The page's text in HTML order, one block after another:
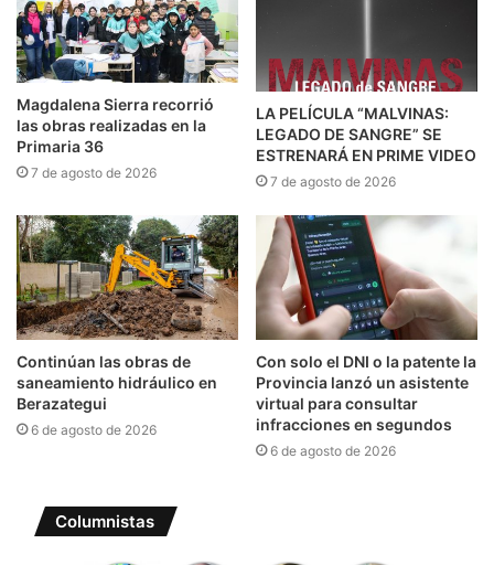
Magdalena Sierra recorrió
las obras realizadas en la
Primaria 36
7 de agosto de 2026
LA PELÍCULA “MALVINAS:
LEGADO DE SANGRE” SE
ESTRENARÁ EN PRIME VIDEO
7 de agosto de 2026
Continúan las obras de
saneamiento hidráulico en
Berazategui
6 de agosto de 2026
Con solo el DNI o la patente la
Provincia lanzó un asistente
virtual para consultar
infracciones en segundos
6 de agosto de 2026
Columnistas